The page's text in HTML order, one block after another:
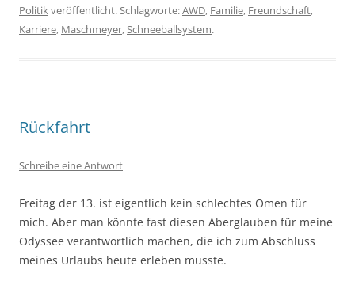
Politikveröffentlicht. Schlagworte:AWD, Familie, Freundschaft,
Karriere, Maschmeyer,Schneeballsystem.
Rückfahrt
Schreibe eine Antwort
Freitag der 13. ist eigentlich kein schlechtes Omen für
mich. Aber man könnte fast diesen Aberglauben für meine
Odyssee verantwortlich machen, die ich zum Abschluss
meines Urlaubs heute erleben musste.